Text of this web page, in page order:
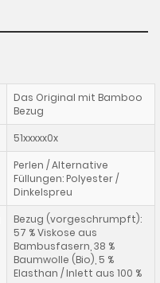
Das Original mit Bamboo
Bezug
51xxxxx0x
Perlen / Alternative
Füllungen: Polyester /
Dinkelspreu
Bezug (vorgeschrumpft):
57 % Viskose aus
Bambusfasern, 38 %
Baumwolle (Bio), 5 %
Elasthan / Inlett aus 100 %